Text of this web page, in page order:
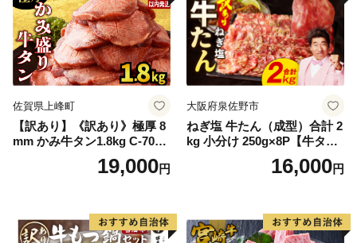
佐賀県上峰町
【訳あり】《訳あり》極厚 8
mm かみ牛タン1.8kg C-709-
19,000円
大阪府泉佐野市
ねぎ塩 牛たん（成型）合計 2
kg 小分け 250g×8P【牛タン
牛肉 焼肉用 薄切り 訳あり サ
16,000円